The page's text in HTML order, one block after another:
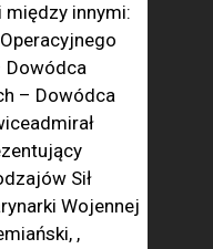
innymi:
Dowódca
– Dowódca
Sił
Wojennej
,